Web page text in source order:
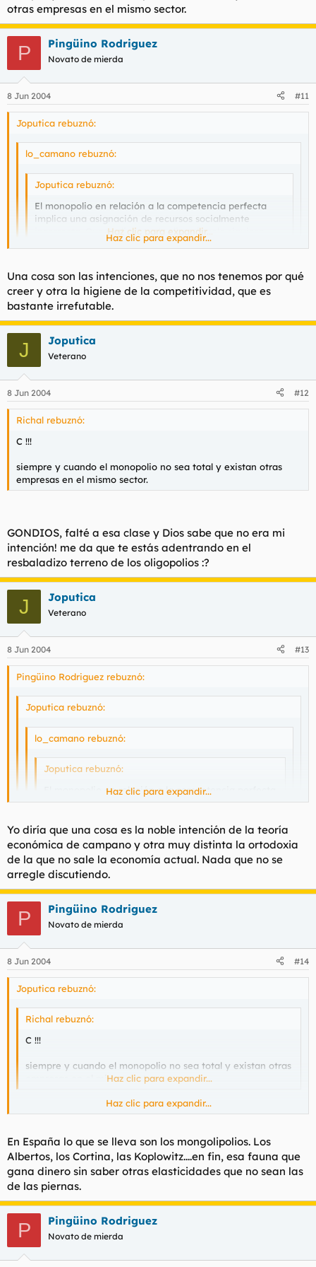
otras empresas en el mismo sector.
P Pingüino Rodriguez
Novato de mierda
8 Jun 2004 #11
Joputica rebuznó:
lo_camano rebuznó:
Joputica rebuznó:
El monopolio en relación a la competencia perfecta
implica una asignación de recursos socialmente
incorrecta. Que nadie intente discutirmelo siquiera.
Haz clic para expandir...
Hay reestructuraciones socioeconomicas dentro del marco
que tu describes donde los recursos PODRÍAN ser
asignados bajo el estricto yugo de la justicia social.
Ah ok. Le haré saber a mi profesor de economía que no soy el
Haz clic para expandir...
Una cosa son las intenciones, que no nos tenemos por qué
creer y otra la higiene de la competitividad, que es
bastante irrefutable.
J Joputica
Veterano
8 Jun 2004 #12
Richal rebuznó:
C !!!
siempre y cuando el monopolio no sea total y existan otras
empresas en el mismo sector.
GONDIOS, falté a esa clase y Dios sabe que no era mi
intención! me da que te estás adentrando en el
resbaladizo terreno de los oligopolios :?
J Joputica
Veterano
8 Jun 2004 #13
Pingüino Rodriguez rebuznó:
Joputica rebuznó:
lo_camano rebuznó:
Joputica rebuznó:
El monopolio en relación a la competencia perfecta
implica una asignación de recursos socialmente
No tiene porque.
Hay reestructuraciones socioeconomicas dentro del
marco que tu describes donde los recursos PODRÍAN
ser asignados bajo el estricto yugo de la justicia social.
Haz clic para expandir...
Ah ok. Le haré saber a mi profesor de economía que no soy
el único que piensa que está equivocado.
Una cosa son las intenciones, que no nos tenemos por qué
creer y otra la higiene de la competitividad, que es bastante
irrefutable.
Haz clic para expandir...
Yo diría que una cosa es la noble intención de la teoría
económica de campano y otra muy distinta la ortodoxia
de la que no sale la economía actual. Nada que no se
arregle discutiendo.
P Pingüino Rodriguez
Novato de mierda
8 Jun 2004 #14
Joputica rebuznó:
Richal rebuznó:
C !!!
siempre y cuando el monopolio no sea total y existan otras
empresas en el mismo sector.Haz clic para expandir...
intención! me da que te estás adentrando en el resbaladizo
terreno de los oligopolios :?
Haz clic para expandir...
En España lo que se lleva son los mongolipolios. Los
Albertos, los Cortina, las Koplowitz....en fin, esa fauna que
gana dinero sin saber otras elasticidades que no sean las
de las piernas.
P Pingüino Rodriguez
Novato de mierda